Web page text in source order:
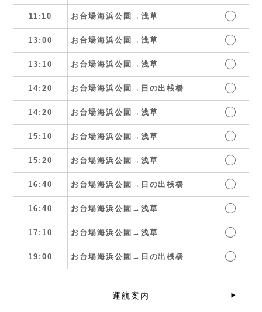
11:10 お台場海浜公園→浅草
13:00 お台場海浜公園→浅草
13:10 お台場海浜公園→浅草
14:20 お台場海浜公園→日の出桟橋
14:20 お台場海浜公園→浅草
15:10 お台場海浜公園→浅草
15:20 お台場海浜公園→浅草
16:40 お台場海浜公園→日の出桟橋
16:40 お台場海浜公園→浅草
17:10 お台場海浜公園→浅草
19:00 お台場海浜公園→日の出桟橋
運航案内